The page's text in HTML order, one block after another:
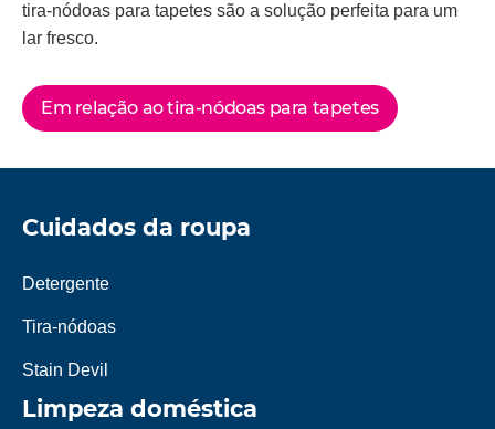
tira-nódoas para tapetes são a solução perfeita para um
lar fresco.
Em relação ao tira-nódoas para tapetes
Cuidados da roupa
Detergente
Tira-nódoas
Stain Devil
Limpeza doméstica